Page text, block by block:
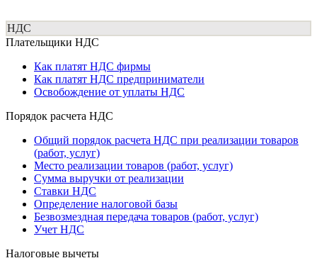
НДС
Плательщики НДС
Как платят НДС фирмы
Как платят НДС предприниматели
Освобождение от уплаты НДС
Порядок расчета НДС
Общий порядок расчета НДС при реализации товаров
(работ, услуг)
Место реализации товаров (работ, услуг)
Сумма выручки от реализации
Ставки НДС
Определение налоговой базы
Безвозмездная передача товаров (работ, услуг)
Учет НДС
Налоговые вычеты